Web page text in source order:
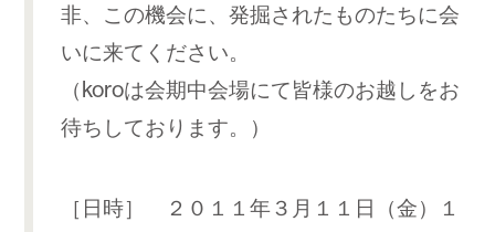
非、この機会に、発掘されたものたちに会
いに来てください。
（koroは会期中会場にて皆様のお越しをお
待ちしております。）
［日時］ ２０１１年３月１１日（金）１